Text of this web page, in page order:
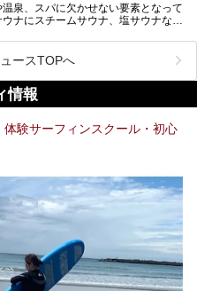
遊び場もあり、友人同士やカップル
過ごすのにもぴったり。
たっぷり堪能してきたので、その全容
容を確認すべく、リニューアルプレ
てきました！今回はそのリニューア
泉、スパに欠かせない要素となって
ナにスチームサウナ、塩サウナな
、心ゆくまで楽しむためのサービス
みられます。
だわった、大阪府内のオススメ温
介したいと思います！
ースTOPへ
情報
体験サーフィンスクール・初心